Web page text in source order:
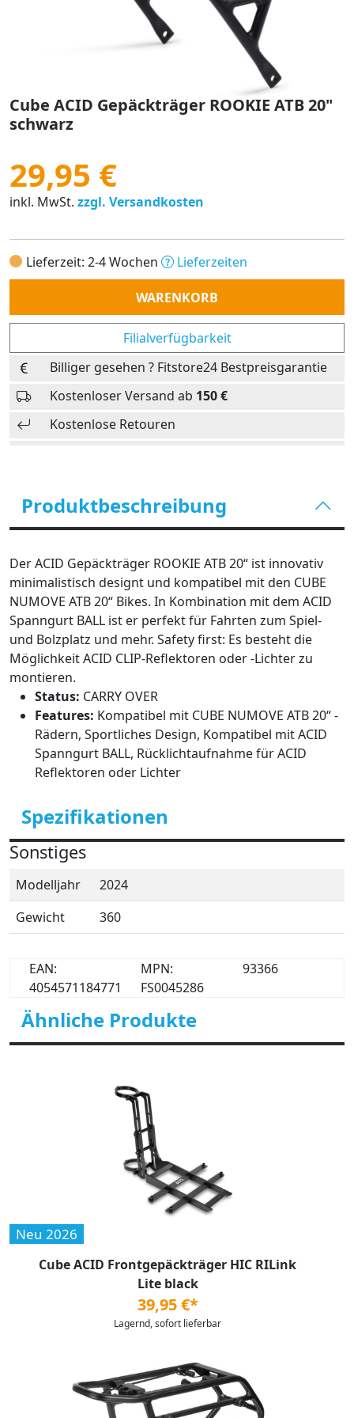
Cube ACID Gepäckträger ROOKIE ATB 20"
schwarz
29,95 €
inkl. MwSt. zzgl. Versandkosten
Lieferzeit: 2-4 Wochen
Lieferzeiten
Anzahl
WARENKORB
Filialverfügbarkeit
Billiger gesehen ? Fitstore24 Bestpreisgarantie
Kostenloser Versand ab 150 €
Kostenlose Retouren
Produktbeschreibung
Der ACID Gepäckträger ROOKIE ATB 20“ ist innovativ
minimalistisch designt und kompatibel mit den CUBE
NUMOVE ATB 20“ Bikes. In Kombination mit dem ACID
Spanngurt BALL ist er perfekt für Fahrten zum Spiel-
und Bolzplatz und mehr. Safety first: Es besteht die
Möglichkeit ACID CLIP-Reflektoren oder -Lichter zu
montieren.
Status: CARRY OVER
Features: Kompatibel mit CUBE NUMOVE ATB 20“ -
Rädern, Sportliches Design, Kompatibel mit ACID
Spanngurt BALL, Rücklichtaufnahme für ACID
Reflektoren oder Lichter
Spezifikationen
Sonstiges
Modelljahr
2024
Gewicht
360
EAN:
4054571184771
MPN:
FS0045286
93366
Ähnliche Produkte
Neu 2026
Cube ACID Frontgepäckträger HIC RILink
Lite black
39,95 €*
Lagernd, sofort lieferbar